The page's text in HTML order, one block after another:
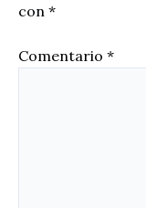
con *
Comentario *